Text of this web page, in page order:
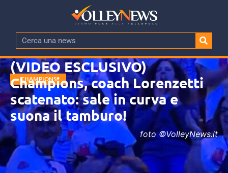
CHAMPIONS
LEAGUE
(VIDEO ESCLUSIVO)
Champions, coach Lorenzetti
scatenato: sale in curva e
suona il tamburo!
foto ©VolleyNews.it